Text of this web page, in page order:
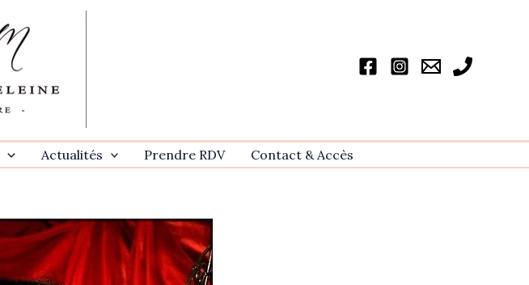
Actualités Prendre RDV Contact & Accѐs